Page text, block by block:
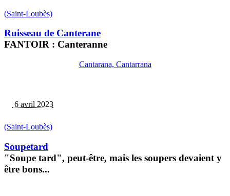
(Saint-Loubès)
Ruisseau de Canterane
FANTOIR : Canteranne
Cantarana, Cantarrana
6 avril 2023
(Saint-Loubès)
Soupetard
"Soupe tard", peut-être, mais les soupers devaient y
être bons...